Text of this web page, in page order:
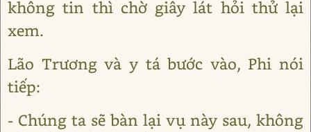
không tin thì chờ giây lát hỏi thử lại
xem.
Lão Trương và y tá bước vào, Phi nói
tiếp:
- Chúng ta sẽ bàn lại vụ này sau, không